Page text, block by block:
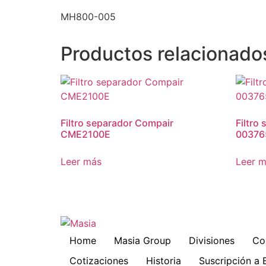
MH800-005
Productos
Filtro separador Compair
CME2100E
Leer más
Filtro
Leer
Home Masia Group Divisiones
Cotizaciones
Historia Suscripción a